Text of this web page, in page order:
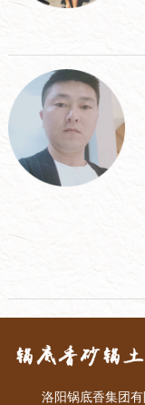
洛阳锅底香集团有